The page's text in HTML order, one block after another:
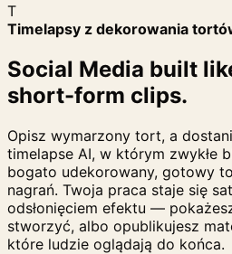
T
Timelapsy z dekorowania
Social Media built
short-form clips.
Opisz wymarzony tort, a
timelapse AI, w którym zwykłe
bogato udekorowany, gotowy
nagrań. Twoja praca staje się
odsłonięciem efektu —
stworzyć, albo opublikujesz
które ludzie oglądają do końca.